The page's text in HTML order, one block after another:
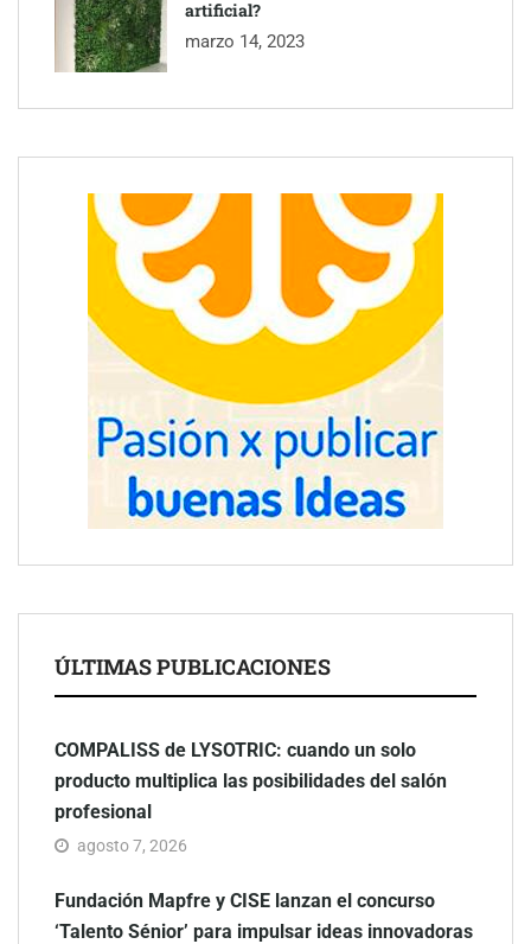
artificial?
marzo 14, 2023
ÚLTIMAS PUBLICACIONES
COMPALISS de LYSOTRIC: cuando un solo
producto multiplica las posibilidades del salón
profesional
agosto 7, 2026
Fundación Mapfre y CISE lanzan el concurso
‘Talento Sénior’ para impulsar ideas innovadoras